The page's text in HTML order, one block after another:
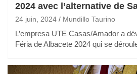
2024 avec l’alternative de
24 juin, 2024 Mundillo Taurino
L’empresa UTE Casas/Amador a
Féria de Albacete 2024 qui se